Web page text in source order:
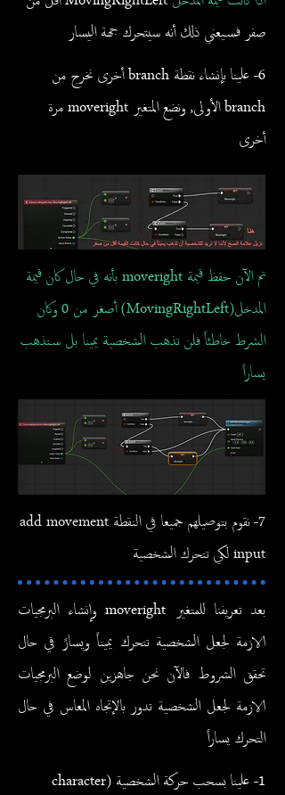
صفر فسيعني ذلك أنه سيتحرك جهة اليسار
6- علينا بإنشاء نقطة branch أخرى نخرج من
branch الأولى, ونضع المتغير moveright مرة
أخرى
تم الآن حفظ قيمة moveright بأنه في حال كان قيمة
المدخل(MovingRightLeft) أصغر من 0 وكان
الشرط خاطئاً فلن تذهب الشخصية يمينا بل ستذهب
يساراً
7- نقوم بتوصيلهم جميعا في النقطة add movement
input لكي تتحرك الشخصية
بعد تعريفنا للمتغير moveright وإنشاء البرمجيات
الازمة لجعل الشخصية تتحرك يميناً ويسارً في حال
تحقق الشروط فالآن نحن جاهزين لوضع البرمجيات
الازمة لجعل الشخصية تدور بالإتجاه المعاس في حال
التحرك يساراً
1- علينا بسحب حركة الشخصية (character